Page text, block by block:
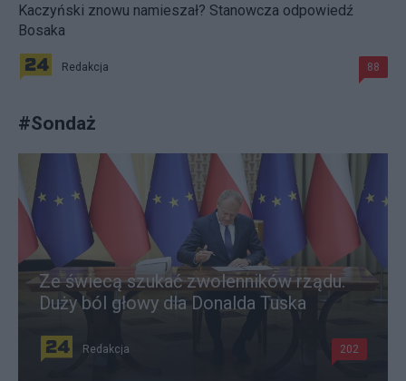
Kaczyński znowu namieszał? Stanowcza odpowiedź
Bosaka
Redakcja 88
#Sondaż
Ze świecą szukać zwolenników rządu.
Duży ból głowy dla Donalda Tuska
Redakcja 202